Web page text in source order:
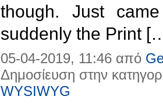
though. Just
suddenly the Print
05-04-2019, 11:46 από
Δημοσίευση στην
WYSIWYG